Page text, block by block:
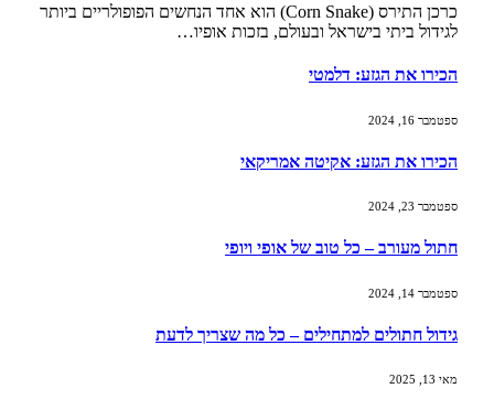
כרכן התירס (Corn Snake) הוא אחד הנחשים הפופולריים ביותר
לגידול ביתי בישראל ובעולם, בזכות אופיו…
הכירו את הגזע: דלמטי
ספטמבר 16, 2024
הכירו את הגזע: אקיטה אמריקאי
ספטמבר 23, 2024
חתול מעורב – כל טוב של אופי ויופי
ספטמבר 14, 2024
גידול חתולים למתחילים – כל מה שצריך לדעת
מאי 13, 2025